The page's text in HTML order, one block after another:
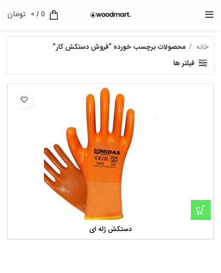
0
/
0 تومان
خانه
محصولات برچسب خورده “فروش دستکش کار”
فیلتر ها
دستکش ژله ای